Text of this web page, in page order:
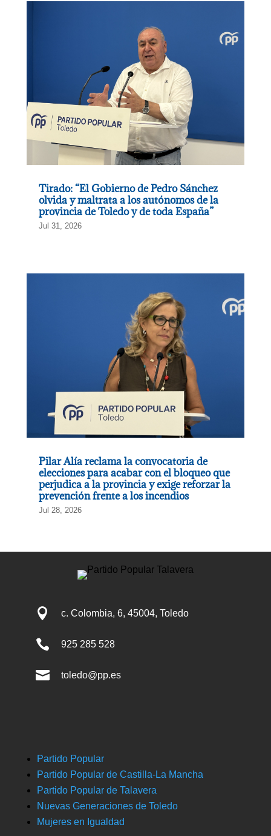
Tirado: “El Gobierno de Pedro Sánchez
olvida y maltrata a los autónomos de la
provincia de Toledo y de toda España”
Jul 31, 2026
Pilar Alía reclama la convocatoria de
elecciones para acabar con el bloqueo que
perjudica a la provincia y exige reforzar la
prevención frente a los incendios
Jul 28, 2026
 c. Colombia, 6, 45004, Toledo
 925 285 528
 toledo@pp.es
Partido Popular
Partido Popular de Castilla-La Mancha
Partido Popular de Talavera
Nuevas Generaciones de Toledo
Mujeres en Igualdad